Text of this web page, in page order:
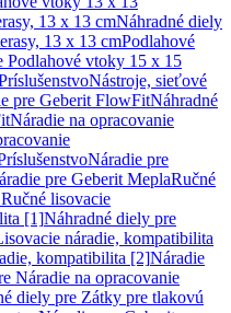
13 x 13 cmNáhradné diely
13 x 13 cmPodlahové
Podlahové vtoky 15 x 15
Nástroje, sieťové
pre Geberit FlowFitNáhradné
Náradie na opracovanie
Náradie pre
pre Geberit MeplaRučné
lisovacie
[1]Náhradné diely pre
náradie, kompatibilita
kompatibilita [2]Náradie
Náradie na opracovanie
diely pre Zátky pre tlakovú